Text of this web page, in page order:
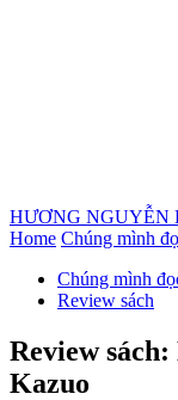
HƯƠNG NGUYỄN
Home Chúng mình
Chúng mình
Review sách
Review
Kazuo